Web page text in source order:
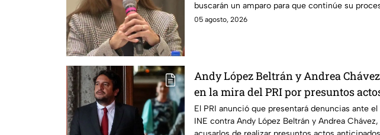
buscarán un amparo para que continúe su
en prisión domiciliaria.
05 agosto, 2026
Andy López Beltrán y Andrea
en la mira del PRI por presuntos
anticipados de campaña
El PRI anunció que presentará denuncias ante el
INE contra Andy López Beltrán y Andrea Chávez,